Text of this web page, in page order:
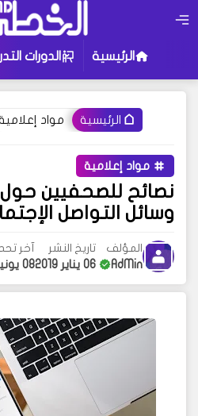
الرئيسية الدورات
الرئيسية مواد
مواد إعلامية
نصائح للصحفيين
وسائل التواصل
المؤلف
AdMin
تاريخ النشر
06 يناير 2019
آخر
08 يونيو 2025